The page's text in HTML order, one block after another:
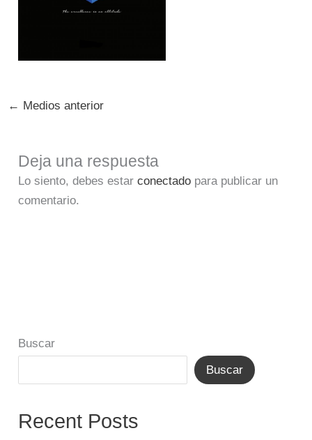
← Medios anterior
Deja una respuesta
Lo siento, debes estarconectado para publicar un
comentario.
Buscar
Buscar
Recent Posts